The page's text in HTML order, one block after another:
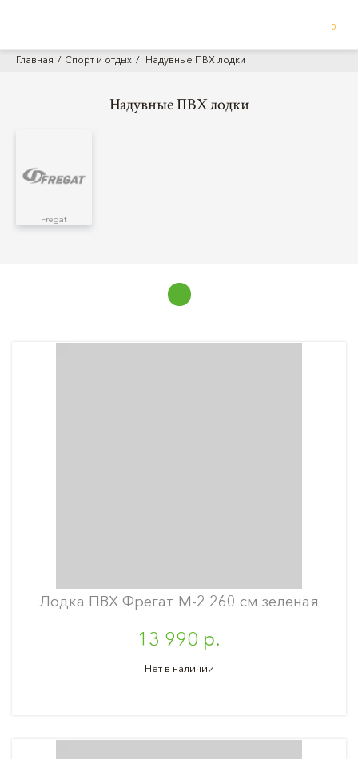
0
Главная Спорт и отдых Надувные ПВХ лодки
Надувные ПВХ лодки
Fregat
Лодка ПВХ Фрегат М-2 260 см зеленая
13 990 р.
Нет в наличии